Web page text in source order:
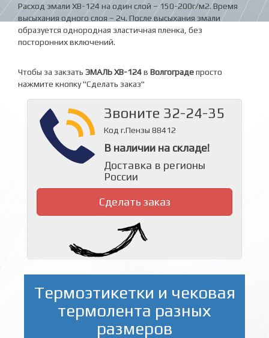
Расход эмали ХВ-124 на один слой – 150-200г/м2. Время
высыхания одного слоя – 2ч. После высыхания эмали
образуется однородная эластичная пленка, без
посторонних включений.
Чтобы за закзать ЭМАЛЬ ХВ-124в Волгоградепросто
нажмите кнопку "Сделать заказ"
Звоните 32-24-35
Код г.Пензы 88412
В наличии на складе!
Доставка в регионы
России
Сделать заказ
Термоэтикетки и чековая
термолента разных
размеров